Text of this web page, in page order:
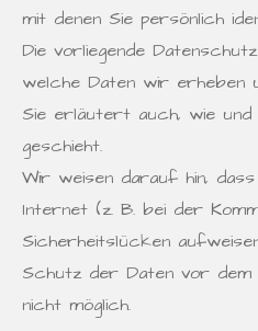
mit denen Sie persönlich
Die vorliegende
welche Daten wir
Sie erläutert auch, wie
geschieht.
Wir weisen darauf hin,
Internet (z. B. bei der
Sicherheitslücken
Schutz der Daten vor
nicht möglich.